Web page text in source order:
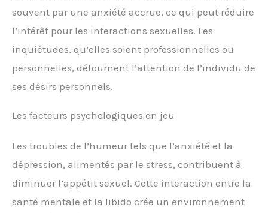
souvent par une anxiété accrue, ce qui peut réduire
l’intérêt pour les interactions sexuelles. Les
inquiétudes, qu’elles soient professionnelles ou
personnelles, détournent l’attention de l’individu de
ses désirs personnels.
Les facteurs psychologiques en jeu
Les troubles de l’humeur tels que l’anxiété et la
dépression, alimentés par le stress, contribuent à
diminuer l’appétit sexuel. Cette interaction entre la
santé mentale et la libido crée un environnement